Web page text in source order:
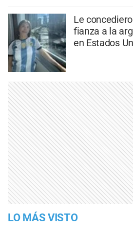
Le
fianza a la
en Estados
LO MÁS VISTO